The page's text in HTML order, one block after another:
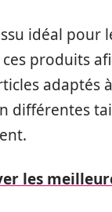
idéal pour
ces produits
adaptés
différentes
les